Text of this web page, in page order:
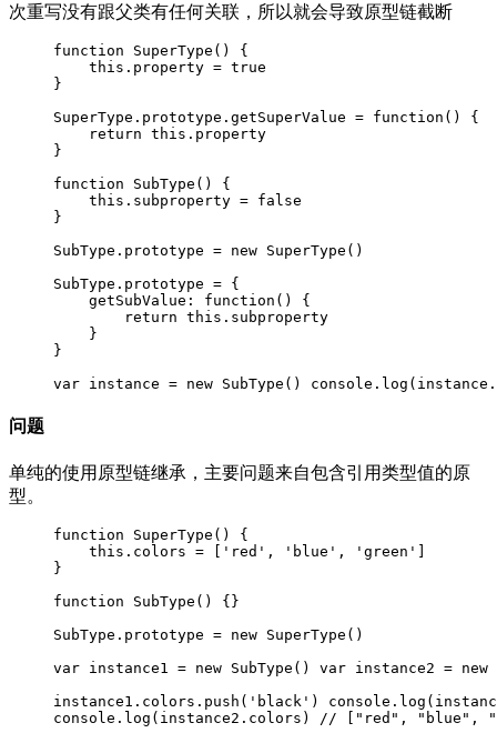
次重写没有跟父类有任何关联，所以就会导致原型链截断
function SuperType() {
    this.property = true
}
SuperType.prototype.getSuperValue = function() {
    return this.property
}
function SubType() {
    this.subproperty = false
}
SubType.prototype = new SuperType()
SubType.prototype = {
    getSubValue: function() {
        return this.subproperty
    }
}
var instance = new SubType()
问题
单纯的使用原型链继承，主要问题来自包含引用类型值的原
型。
function SuperType() {
    this.colors = ['red', 'blue', 'green']
}
function SubType() {}
SubType.prototype = new SuperType()
var instance1 = new SubType() var instance2 = new
instance1.colors.push('black')
console.log(instance2.colors) // ["red", "blue",